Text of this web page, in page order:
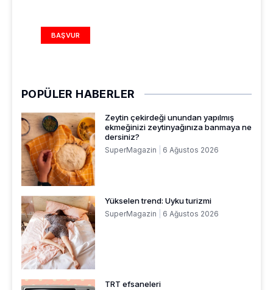
BAŞVUR
POPÜLER HABERLER
Zeytin çekirdeği unundan yapılmış
ekmeğinizi zeytinyağınıza banmaya ne
dersiniz?
SuperMagazin 6 Ağustos 2026
Yükselen trend: Uyku turizmi
SuperMagazin 6 Ağustos 2026
TRT efsaneleri